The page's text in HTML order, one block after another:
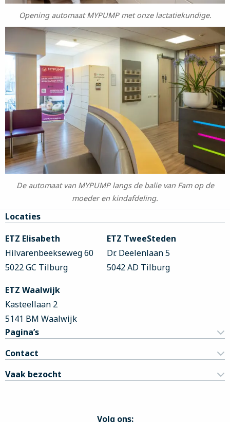
Opening automaat MYPUMP met onze lactatiekundige.
De automaat van MYPUMP langs de balie van Fam op de
moeder en kindafdeling.
Site
footer
Locaties
ETZ Elisabeth
Hilvarenbeekseweg 60
5022 GC Tilburg
ETZ TweeSteden
Dr. Deelenlaan 5
5042 AD Tilburg
ETZ Waalwijk
Kasteellaan 2
5141 BM Waalwijk
Pagina’s
Contact
Vaak bezocht
Volg ons: